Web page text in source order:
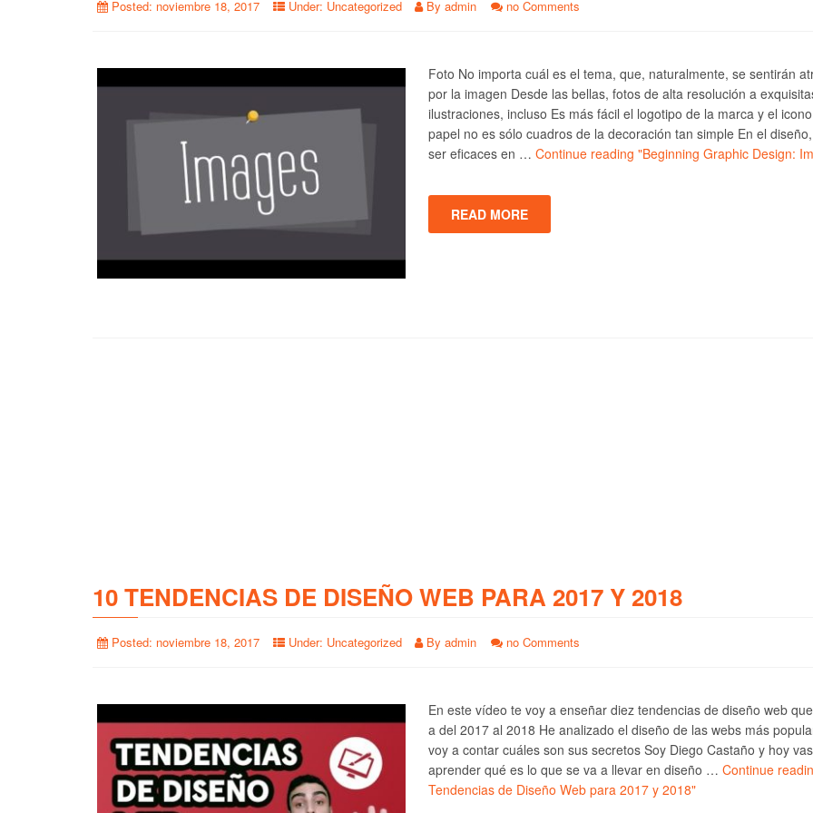
Posted: noviembre 18, 2017 Under: Uncategorized By admin no Comments
Foto No importa cuál es el tema, que, naturalmente, se sentirán
por la imagen Desde las bellas, fotos de alta resolución a
ilustraciones, incluso Es más fácil el logotipo de la marca y el
papel no es sólo cuadros de la decoración tan simple En el
ser eficaces en … Continue reading "Beginning Graphic Design:
READ MORE
10 TENDENCIAS DE DISEÑO WEB PARA 2017 Y 2018
Posted: noviembre 18, 2017 Under: Uncategorized By admin no Comments
En este vídeo te voy a enseñar diez tendencias de diseño web
a del 2017 al 2018 He analizado el diseño de las webs más
voy a contar cuáles son sus secretos Soy Diego Castaño y hoy
aprender qué es lo que se va a llevar en diseño … Continue
Tendencias de Diseño Web para 2017 y 2018"